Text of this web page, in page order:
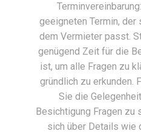
geeigneten Termin, der
dem Vermieter passt.
genügend Zeit für die
ist, um alle Fragen zu
gründlich zu erkunden.
Sie die
Besichtigung Fragen zu
sich über Details wie